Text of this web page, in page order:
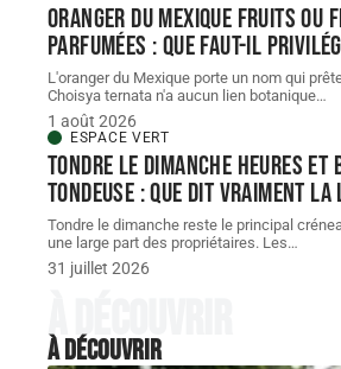
Oranger du Mexique fruits ou
parfumées : que faut-il
L'oranger du Mexique porte un nom qui
Choisya ternata n'a aucun lien botanique…
1 août 2026
ESPACE VERT
Tondre le dimanche heures et
tondeuse : que dit vraiment la
Tondre le dimanche reste le principal
une large part des propriétaires. Les…
31 juillet 2026
À découvrir
À découvrir